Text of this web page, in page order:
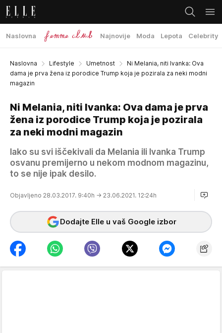
Naslovna Najnovije Moda Lepota Celebrity
Naslovna Lifestyle Umetnost
Ni Melania, niti Ivanka: Ova
dama je prva žena iz porodice Trump koja je pozirala za neki modni
magazin
Ni Melania, niti Ivanka: Ova dama je prva
žena iz porodice Trump koja je pozirala
za neki modni magazin
Iako su svi iščekivali da Melania ili Ivanka Trump
osvanu premijerno u nekom modnom magazinu,
to se nije ipak desilo.
Objavljeno 28.03.2017. 9:40h → 23.06.2021. 12:24h
Dodajte Elle u vaš Google izbor